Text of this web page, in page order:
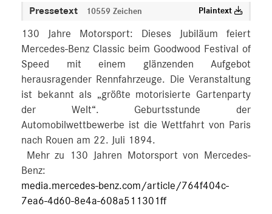
Pressetext 10559 Zeichen Plaintext
130 Jahre Motorsport: Dieses Jubiläum feiert
Mercedes-Benz Classic beim Goodwood Festival of
Speed mit einem glänzenden Aufgebot
herausragender Rennfahrzeuge. Die Veranstaltung
ist bekannt als „größte motorisierte Gartenparty
der Welt“. Geburtsstunde der
Automobilwettbewerbe ist die Wettfahrt von Paris
nach Rouen am 22. Juli 1894.
Mehr zu 130 Jahren Motorsport von Mercedes-
Benz:
media.mercedes-benz.com/article/764f404c-
7ea6-4d60-8e4a-608a511301ff